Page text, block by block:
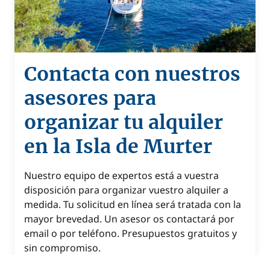
Contacta con nuestros
asesores para
organizar tu alquiler
en la Isla de Murter
Nuestro equipo de expertos está a vuestra
disposición para organizar vuestro alquiler a
medida. Tu solicitud en línea será tratada con la
mayor brevedad. Un asesor os contactará por
email o por teléfono. Presupuestos gratuitos y
sin compromiso.